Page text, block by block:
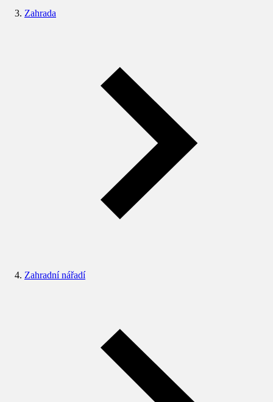
Zahrada
Zahradní nářadí